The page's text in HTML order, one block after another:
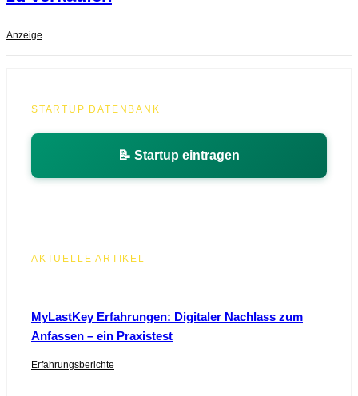
Anzeige
STARTUP DATENBANK
📝 Startup eintragen
AKTUELLE ARTIKEL
MyLastKey Erfahrungen: Digitaler Nachlass zum
Anfassen – ein Praxistest
Erfahrungsberichte